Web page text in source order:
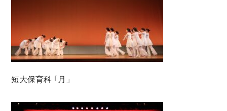
短大保育科 ｢月」